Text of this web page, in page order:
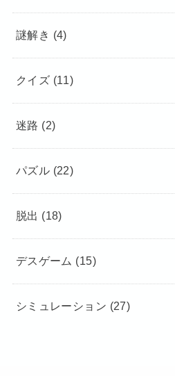
謎解き (4)
クイズ (11)
迷路 (2)
パズル (22)
脱出 (18)
デスゲーム (15)
シミュレーション (27)